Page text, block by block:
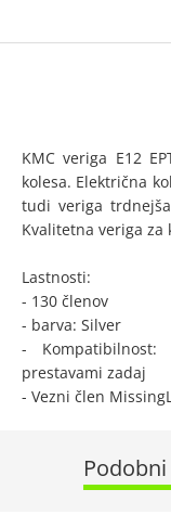
KMC veriga E12
kolesa. Električna
tudi veriga
Kvalitetna veriga za
Lastnosti:
- 130 členov
- barva: Silver
-
prestavami zadaj
- Vezni člen